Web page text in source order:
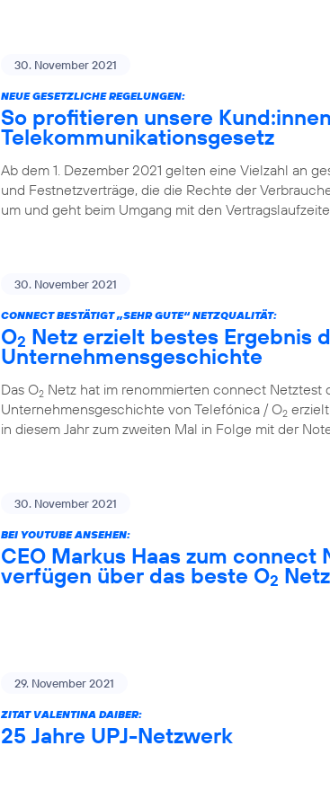
30. November 2021
NEUE GESETZLICHE REGELUNGEN:
So profitieren unsere
Telekommunikationsgesetz
Ab dem 1. Dezember 2021 gelten eine Vielzahl an
und Festnetzverträge, die die Rechte der
um und geht beim Umgang mit den
30. November 2021
CONNECT BESTÄTIGT „SEHR GUTE“ NETZQUALITÄT:
O2 Netz erzielt bestes Ergebnis
Unternehmensgeschichte
Das O2 Netz hat im renommierten connect Netztest
Unternehmensgeschichte von Telefónica / O2
in diesem Jahr zum zweiten Mal in Folge mit der Note
30. November 2021
BEI YOUTUBE ANSEHEN:
CEO Markus Haas zum
verfügen über das beste O2
29. November 2021
ZITAT VALENTINA DAIBER:
25 Jahre UPJ-Netzwerk